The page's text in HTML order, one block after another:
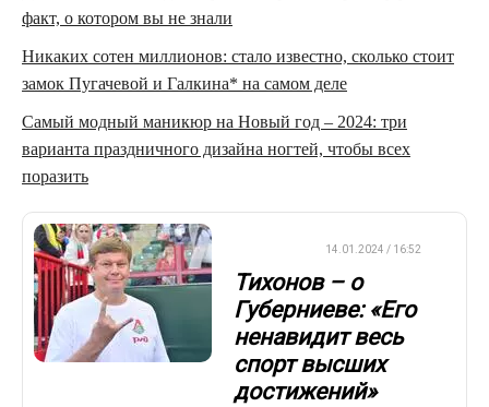
факт, о котором вы не знали
Никаких сотен миллионов: стало известно, сколько стоит
замок Пугачевой и Галкина* на самом деле
Самый модный маникюр на Новый год – 2024: три
варианта праздничного дизайна ногтей, чтобы всех
поразить
14.01.2024 / 16:52
Тихонов – о
Губерниеве: «Его
ненавидит весь
спорт высших
достижений»